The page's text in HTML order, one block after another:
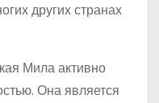
других странах
Мила активно
Она является